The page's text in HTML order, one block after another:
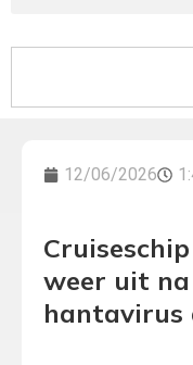
12/06/2026
weer uit
hantavirus